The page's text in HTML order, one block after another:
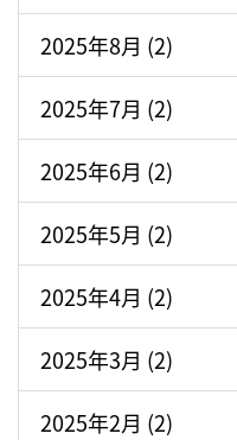
2025年8月 (2)
2025年7月 (2)
2025年6月 (2)
2025年5月 (2)
2025年4月 (2)
2025年3月 (2)
2025年2月 (2)